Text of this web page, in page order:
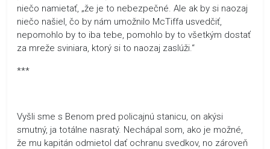
niečo namietať, „že je to nebezpečné. Ale ak by si naozaj
niečo našiel, čo by nám umožnilo McTiffa usvedčiť,
nepomohlo by to iba tebe, pomohlo by to všetkým dostať
za mreže sviniara, ktorý si to naozaj zaslúži.“
***
Vyšli sme s Benom pred policajnú stanicu, on akýsi
smutný, ja totálne nasratý. Nechápal som, ako je možné,
že mu kapitán odmietol dať ochranu svedkov, no zároveň